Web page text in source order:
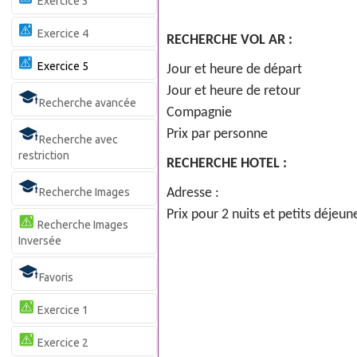
Exercice 4
Exercice 5
Recherche avancée
Recherche avec
restriction
Recherche Images
Recherche Images
Inversée
Favoris
Exercice 1
Exercice 2
RECHERCHE VOL AR :
Jour et heure de départ
Jour et heure de retour
Compagnie
Prix par personne
RECHERCHE HOTEL :
Adresse :
Prix pour 2 nuits et petits